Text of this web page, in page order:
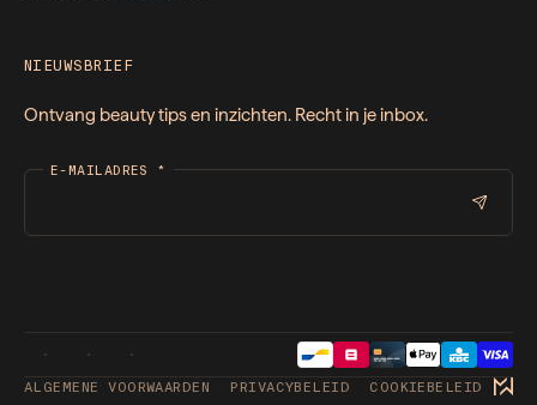
NIEUWSBRIEF
Ontvang beauty tips en inzichten. Recht in je inbox.
E-MAILADRES *
ALGEMENE VOORWAARDEN PRIVACYBELEID COOKIEBELEID